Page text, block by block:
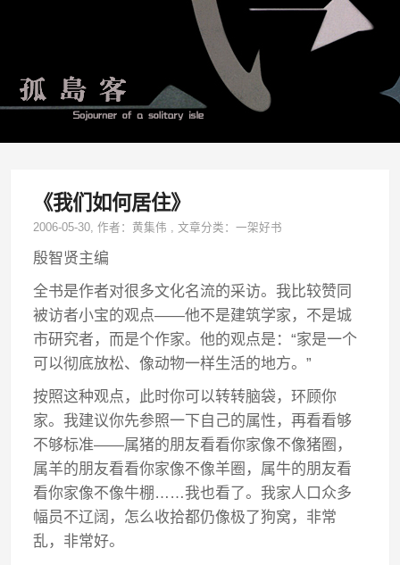
《我们如何居住》
2006-05-30, 作者：黄集伟 ,文章分类：一架好书
殷智贤主编
全书是作者对很多文化名流的采访。我比较赞同
被访者小宝的观点——他不是建筑学家，不是城
市研究者，而是个作家。他的观点是：“家是一个
可以彻底放松、像动物一样生活的地方。”
按照这种观点，此时你可以转转脑袋，环顾你
家。我建议你先参照一下自己的属性，再看看够
不够标准——属猪的朋友看看你家像不像猪圈，
属羊的朋友看看你家像不像羊圈，属牛的朋友看
看你家像不像牛棚……我也看了。我家人口众多
幅员不辽阔，怎么收拾都仍像极了狗窝，非常
乱，非常好。